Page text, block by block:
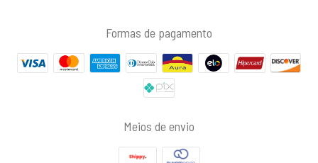
Formas de pagamento
Meios de envio